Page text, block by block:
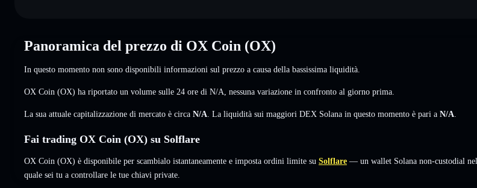
Panoramica del prezzo di OX Coin (OX)
In questo momento non sono disponibili informazioni sul prezzo a causa della bassissima liquidità.
OX Coin (OX) ha riportato un volume sulle 24 ore di N/A nessuna variazione in confronto al giorno prima.
La sua attuale capitalizzazione di mercato è circa N/A . La liquidità sui maggiori DEX Solana in questo momento è pari a N/A
Fai trading OX Coin (OX) su Solflare
OX Coin (OX) è disponibile per scambialo istantaneamente e imposta ordini limite su Solflare — un wallet Solana non-custodial nel
quale sei tu a controllare le tue chiavi private.